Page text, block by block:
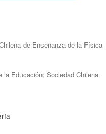
de Enseñanza de la Física
la Educación; Sociedad Chilena